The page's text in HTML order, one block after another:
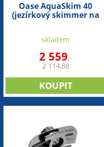
Oase AquaSkim 40
(jezírkový skimmer na
skladem
2 559,-
2 114,88